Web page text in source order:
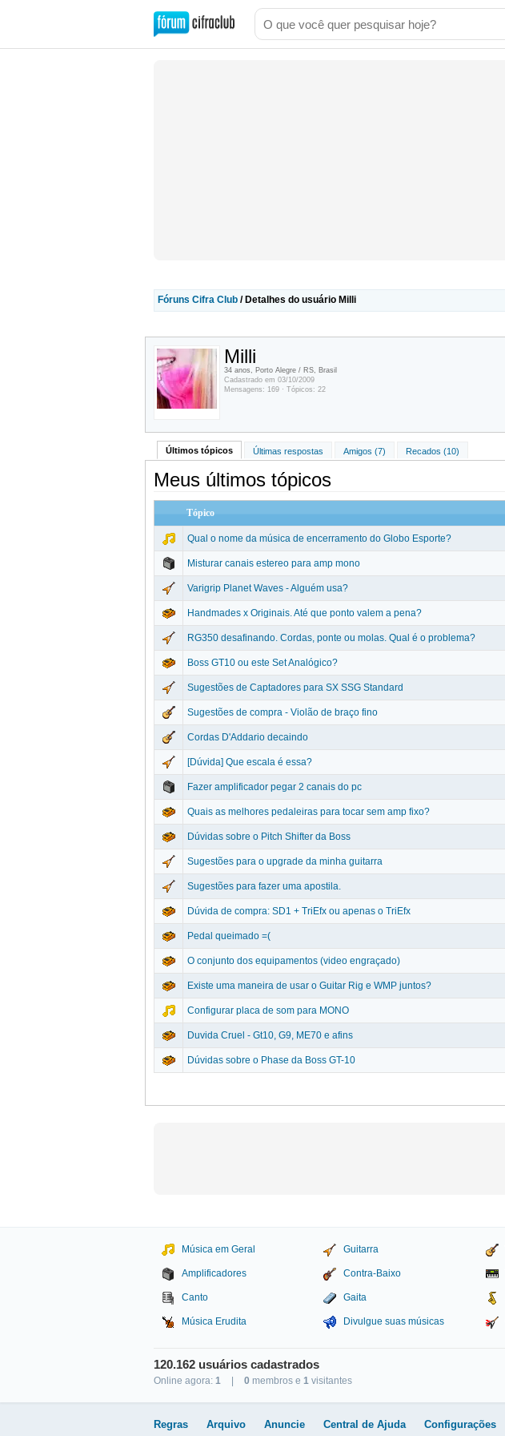
Fóruns Cifra Club / Detalhes do usuário Milli
Milli
34 anos, Porto Alegre / RS, Brasil
Cadastrado em 03/10/2009
Mensagens: 169 · Tópicos: 22
Últimos tópicos Últimas respostas Amigos (7) Recados (10)
Meus últimos tópicos
Tópico
Qual o nome da música de encerramento do Globo Esporte?
Misturar canais estereo para amp mono
Varigrip Planet Waves - Alguém usa?
Handmades x Originais. Até que ponto valem a pena?
RG350 desafinando. Cordas, ponte ou molas. Qual é o problema?
Boss GT10 ou este Set Analógico?
Sugestões de Captadores para SX SSG Standard
Sugestões de compra - Violão de braço fino
Cordas D'Addario decaindo
[Dúvida] Que escala é essa?
Fazer amplificador pegar 2 canais do pc
Quais as melhores pedaleiras para tocar sem amp fixo?
Dúvidas sobre o Pitch Shifter da Boss
Sugestões para o upgrade da minha guitarra
Sugestões para fazer uma apostila.
Dúvida de compra: SD1 + TriEfx ou apenas o TriEfx
Pedal queimado =(
O conjunto dos equipamentos (video engraçado)
Existe uma maneira de usar o Guitar Rig e WMP juntos?
Configurar placa de som para MONO
Duvida Cruel - Gt10, G9, ME70 e afins
Dúvidas sobre o Phase da Boss GT-10
Música em Geral Guitarra
Amplificadores Contra-Baixo
Canto Gaita
Música Erudita Divulgue suas músicas
120.162 usuários cadastrados
Online agora: 1 0 membros e 1 visitantes
Regras Arquivo Anuncie Central de Ajuda Configurações
Studio Sol Comunicação Digital